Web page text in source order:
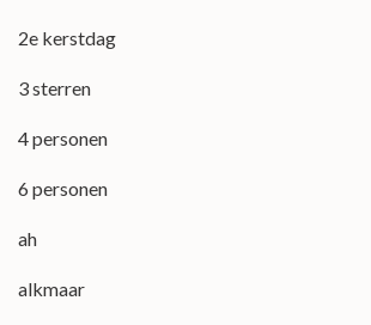
2e kerstdag
3 sterren
4 personen
6 personen
ah
alkmaar